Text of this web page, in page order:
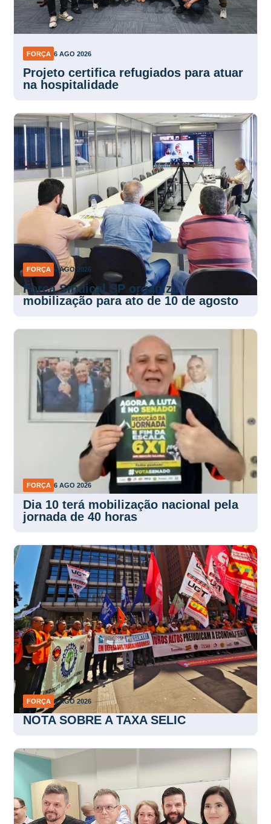
FORÇA 6 AGO 2026
Projeto certifica refugiados para atuar
na hospitalidade
FORÇA 6 AGO 2026
Força Sindical SP organiza
mobilização para ato de 10 de agosto
FORÇA 6 AGO 2026
Dia 10 terá mobilização nacional pela
jornada de 40 horas
FORÇA 5 AGO 2026
NOTA SOBRE A TAXA SELIC